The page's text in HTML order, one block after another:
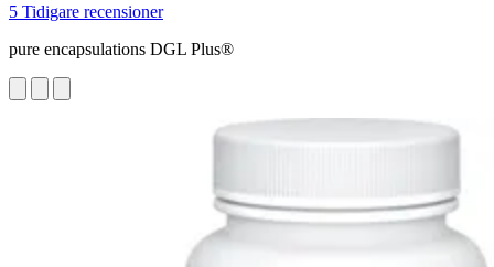
5 Tidigare recensioner
pure encapsulations DGL Plus®